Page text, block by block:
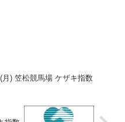
月) 笠松競馬場 ケザキ指数